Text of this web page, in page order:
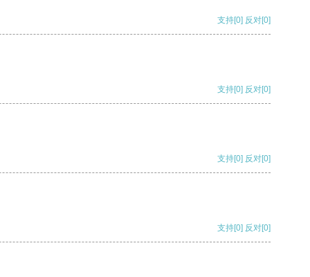
支持[0] 反对[0]
支持[0] 反对[0]
支持[0] 反对[0]
支持[0] 反对[0]